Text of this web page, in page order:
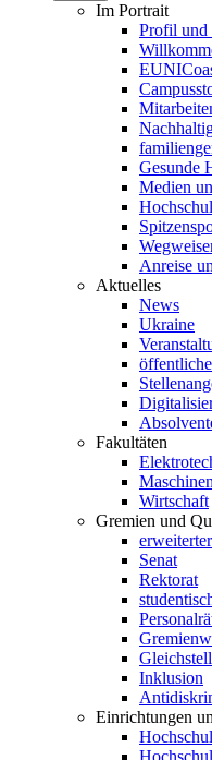
Im Portrait
Profil
Gesunde
Medien
Anreise
Aktuelles
News
Ukraine
Fakultäten
Wirtschaft
Gremien und
Senat
Rektorat
Inklusion
Einrichtungen